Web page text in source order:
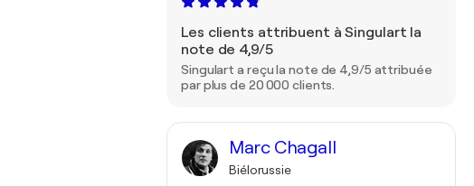
Les clients attribuent à Singulart la
note de 4,9/5
Singulart a reçu la note de 4,9/5 attribuée
par plus de 20 000 clients.
Marc Chagall
Biélorussie